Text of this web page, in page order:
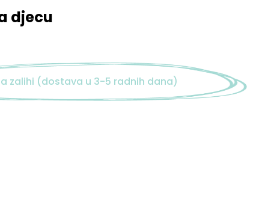
djecu
zalihi (dostava u 3-5 radnih dana)